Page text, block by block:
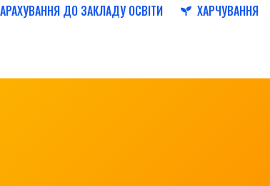
ДО ЗАКЛАДУ ОСВІТИ ХАРЧУВАННЯ